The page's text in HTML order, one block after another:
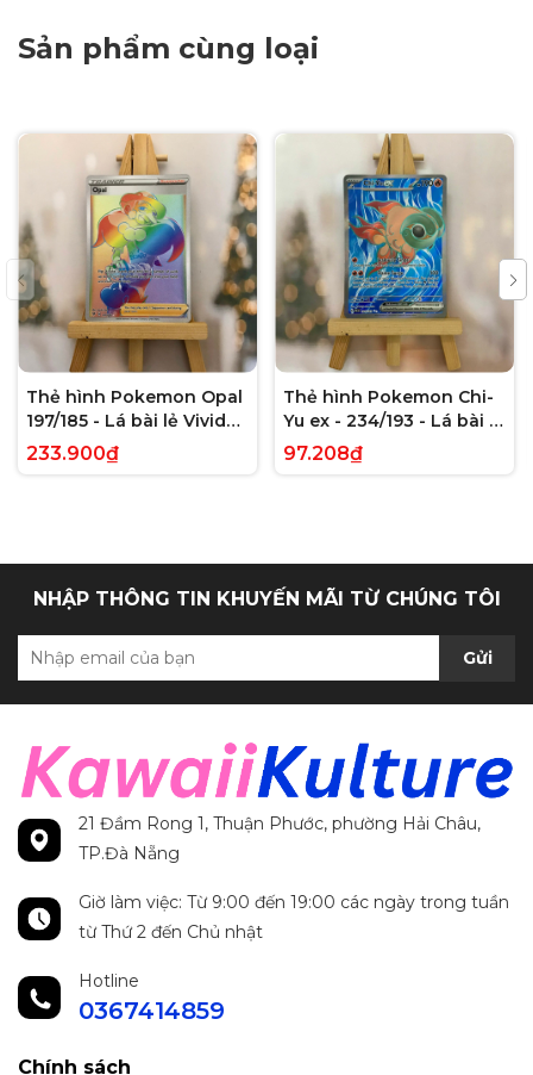
Sản phẩm cùng loại
Thẻ hình Pokemon Opal
197/185 - Lá bài lẻ Vivid
Voltage Hyper Rare tiếng
Anh chính hãng
233.900₫
Thẻ hình Pokemon Chi-
Yu ex - 234/193 - Lá bài lẻ
Paldea Evolved Full Art
Secret Rare tiếng Anh
97.208₫
NHẬP THÔNG TIN KHUYẾN MÃI TỪ CHÚNG TÔI
Gửi
21 Đầm Rong 1, Thuận Phước, phường Hải Châu,
TP.Đà Nẵng
Giờ làm việc: Từ 9:00 đến 19:00 các ngày trong tuần
từ Thứ 2 đến Chủ nhật
Hotline
0367414859
Chính sách